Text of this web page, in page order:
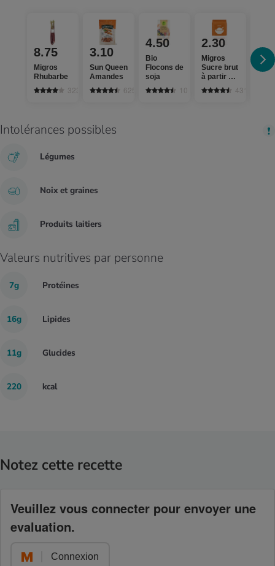
8.75
Migros
Rhubarbe
323
3.10
Sun Queen
Amandes
625
4.50
Bio
Flocons de
soja
10
2.30
Migros
Sucre brut
à partir de
canne à
sucre gros431
Die
Intolérances possibles
Légumes
Noix et graines
Produits laitiers
Valeurs nutritives par personne
7g Protéines
16g Lipides
11g Glucides
220 kcal
Notez cette recette
Veuillez vous connecter pour envoyer une
evaluation.
Connexion